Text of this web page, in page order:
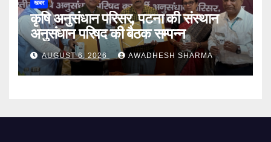
खबर
कृषि अनुसंधान परिसर, पटना की संस्थान
अनुसंधान परिषद की बैठक सम्पन्न
AUGUST 6, 2026 AWADHESH SHARMA